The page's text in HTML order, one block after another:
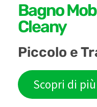
Bagno
Cleany
Piccolo e
Scopri di più